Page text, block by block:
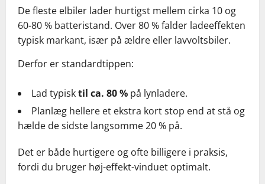
De fleste elbiler lader hurtigst mellem cirka 10 og
60-80 % batteristand. Over 80 % falder ladeeffekten
typisk markant, især på ældre eller lavvoltsbiler.
Derfor er standardtippen:
Lad typisktil ca. 80 % på lynladere.
Planlæg hellere et ekstra kort stop end at stå og
hælde de sidste langsomme 20 % på.
Det er både hurtigere og ofte billigere i praksis,
fordi du bruger høj-effekt-vinduet optimalt.